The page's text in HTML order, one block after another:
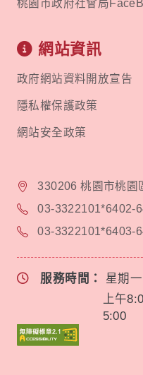
桃園市政府社會局
網站資訊
政府網站資料開放宣告
隱私權保護政策
網站安全政策
330206 桃園市桃園
03-3322101*6402-
03-3322101*6403-
服務時間： 星期
上午
5:00